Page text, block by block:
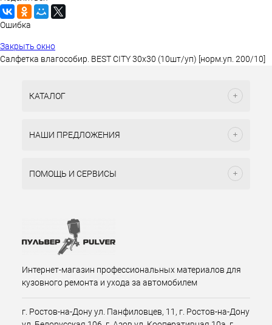
Ошибка
Закрыть окно
Салфетка влагособир. BEST CITY 30x30 (10шт/уп) [норм.уп. 200/10]
КАТАЛОГ
НАШИ ПРЕДЛОЖЕНИЯ
ПОМОЩЬ И СЕРВИСЫ
Интернет-магазин профессиональных материалов для
кузовного ремонта и ухода за автомобилем
г. Ростов-на-Дону ул. Панфиловцев, 11, г. Ростов-на-Дону